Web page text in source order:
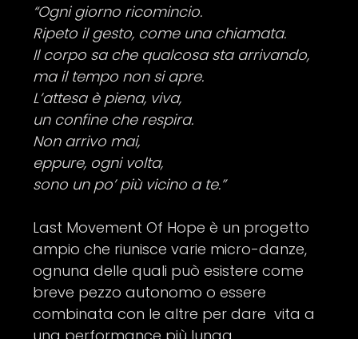
“Ogni giorno ricomincio.
Ripeto il gesto, come una chiamata.
Il corpo sa che qualcosa sta arrivando,
ma il tempo non si apre.
L’attesa è piena, viva,
un confine che respira.
Non arrivo mai,
eppure, ogni volta,
sono un po’ più vicino a te.”
Last Movement Of Hope è un progetto
ampio che riunisce varie micro-danze,
ognuna delle quali può esistere come
breve pezzo autonomo o essere
combinata con le altre per dare vita a